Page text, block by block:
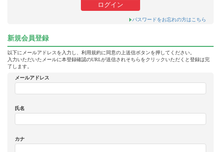
パスワードをお忘れの方はこちら
新規会員登録
以下にメールアドレスを入力し、利用規約に同意の上送信ボタンを押してください。
入力いただいたメールに本登録確認のURLが送信されそちらをクリックいただくと登録は完
了します。
メールアドレス
氏名
カナ